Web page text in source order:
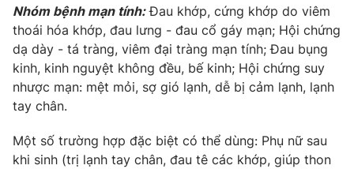
® Cấm sao chép dưới mọi hình thức nếu không có sự chấp
thuận bằng văn bản. Ghi rõ nguồn VTV.vn khi phát hành lại
thông tin từ website này.
Nhóm bệnh mạn tính:Đau khớp, cứng khớp do viêm
thoái hóa khớp, đau lưng - đau cổ gáy mạn; Hội chứng
dạ dày - tá tràng, viêm đại tràng mạn tính; Đau bụng
kinh, kinh nguyệt không đều, bế kinh; Hội chứng suy
nhược mạn: mệt mỏi, sợ gió lạnh, dễ bị cảm lạnh, lạnh
tay chân.
Một số trường hợp đặc biệt có thể dùng: Phụ nữ sau
khi sinh (trị lạnh tay chân, đau tê các khớp, giúp thon